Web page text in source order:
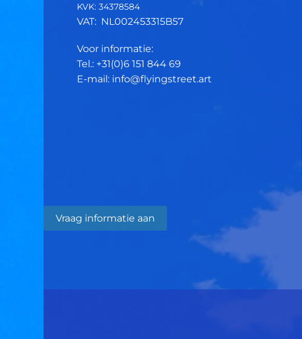
KVK: 34378584
VAT: NL002453315B57
Voor informatie:
Tel.: +31(0)6 151 844 69
E-mail: info@flyingstreet.art
Vraag informatie aan